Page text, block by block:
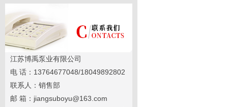
江苏博禹泵业有限公司
电 话：13764677048/18049892802
联系人：销售部
邮 箱：jiangsuboyu@163.com